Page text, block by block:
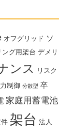
オフグリッド ソ
ング用架台 デメリ
ンス リスク
制御 分散型 卒
家庭用蓄電池
架台 法人